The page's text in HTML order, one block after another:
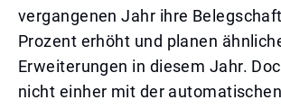
vergangenen Jahr ihre
Prozent erhöht und planen
Erweiterungen in diesem Jahr.
nicht einher mit der